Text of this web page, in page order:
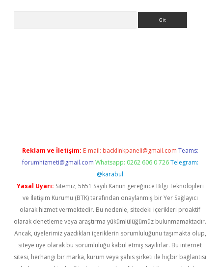
Reklam ve İletişim: E-mail: backlinkpaneli@gmail.com Teams:
forumhizmeti@gmail.com Whatsapp: 0262 606 0 726 Telegram:
@karabul
Yasal Uyarı: Sitemiz, 5651 Sayılı Kanun gereğince Bilgi Teknolojileri
ve İletişim Kurumu (BTK) tarafından onaylanmış bir Yer Sağlayıcı
olarak hizmet vermektedir. Bu nedenle, sitedeki içerikleri proaktif
olarak denetleme veya araştırma yükümlülüğümüz bulunmamaktadır.
Ancak, üyelerimiz yazdıkları içeriklerin sorumluluğunu taşımakta olup,
siteye üye olarak bu sorumluluğu kabul etmiş sayılırlar. Bu internet
sitesi, herhangi bir marka, kurum veya şahıs şirketi ile hiçbir bağlantısı